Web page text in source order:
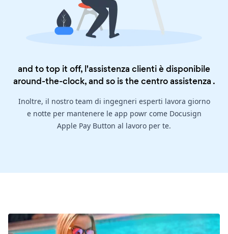
and to top it off, l'assistenza clienti è disponibile
around-the-clock, and so is thecentro assistenza .
Inoltre, il nostro team di ingegneri esperti lavora giorno
e notte per mantenere le app powr come Docusign
Apple Pay Button al lavoro per te.